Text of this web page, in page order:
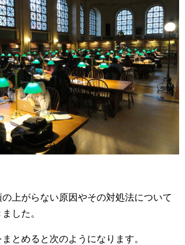
上がらない原因やその対処法について
した。
とめると次のようになります。